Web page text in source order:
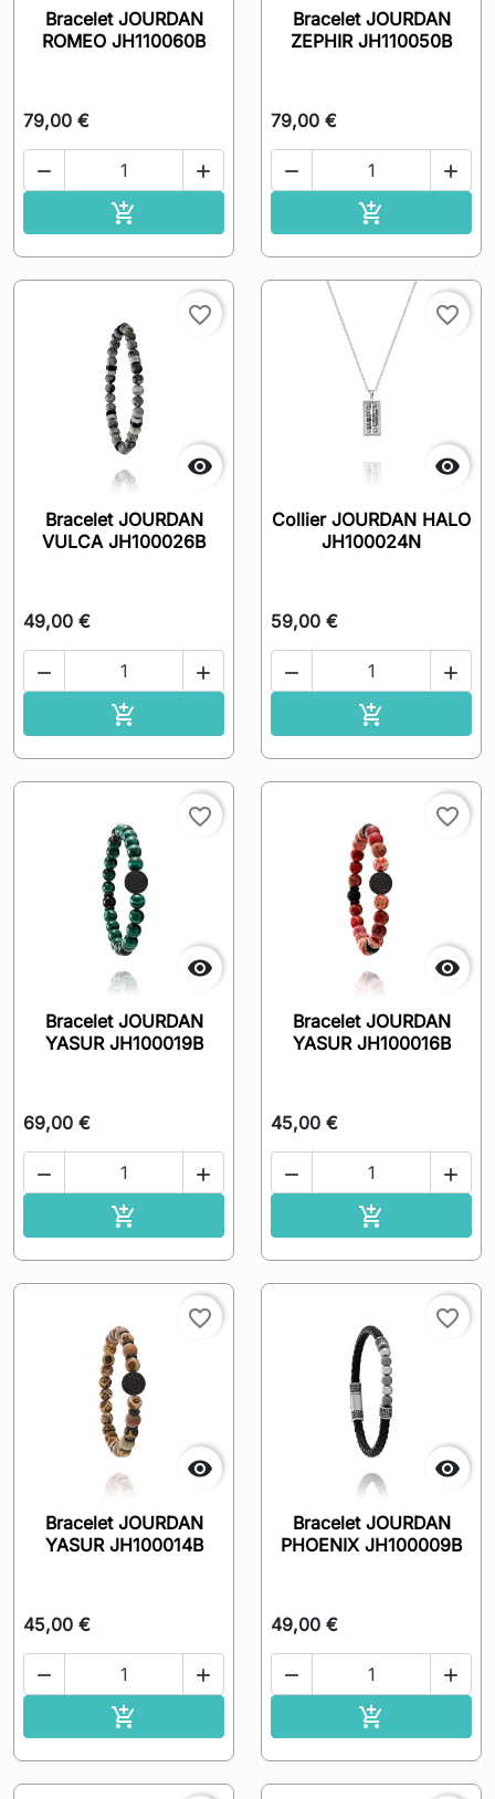
Bracelet JOURDAN
ROMEO JH110060B
79,00 €
 

Bracelet JOURDAN
ZEPHIR JH110050B
79,00 €
 


favorite_border
Bracelet JOURDAN
VULCA JH100026B
49,00 €
 


favorite_border
Collier JOURDAN HALO
JH100024N
59,00 €
 


favorite_border
Bracelet JOURDAN
YASUR JH100019B
69,00 €
 


favorite_border
Bracelet JOURDAN
YASUR JH100016B
45,00 €
 


favorite_border
Bracelet JOURDAN
YASUR JH100014B
45,00 €
 


favorite_border
Bracelet JOURDAN
PHOENIX JH100009B
49,00 €
 
